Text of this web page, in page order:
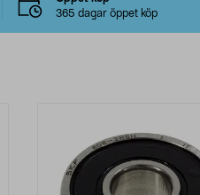
365 dagar öppet köp